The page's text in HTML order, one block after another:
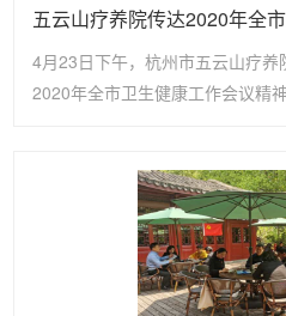
五云山疗养院传达2020年全
4月23日下午，杭州市五云山疗
2020年全市卫生健康工作会议精